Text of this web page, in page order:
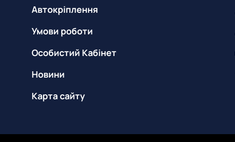
Автокріплення
Умови роботи
Особистий Кабінет
Новини
Карта сайту